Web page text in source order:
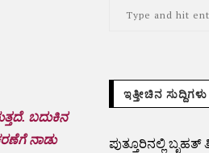
ಬದುಕಿನ
ನಾಡು
ಇತ್ತೀಚಿನ ಸುದ್ದಿಗಳು
ಪುತ್ತೂರಿನಲ್ಲಿ